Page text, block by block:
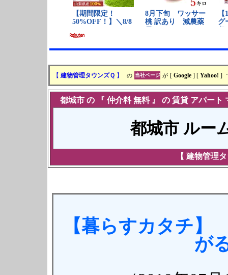
【建物管理タウンズＱ 】 の 当社ページ が [Google ] [Yahoo! ]
都城市 の 『 仲介料 無料』 の 賃貸 アパート
都城市 ルー
【 建物管理
【暮らすカタチ
が